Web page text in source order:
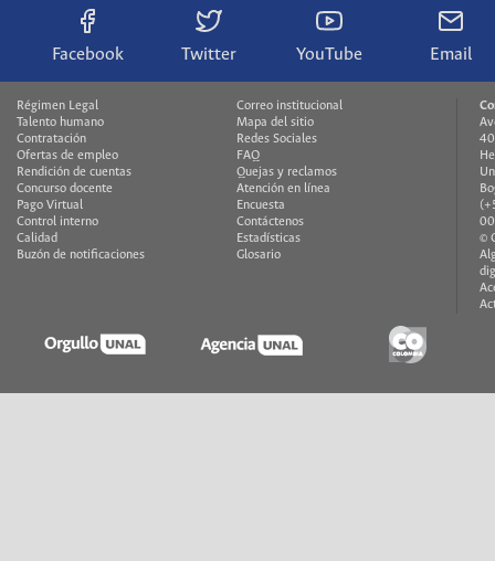
Facebook Twitter YouTube Email
Régimen Legal
Talento humano
Contratación
Ofertas de empleo
Rendición de cuentas
Concurso docente
Pago Virtual
Control interno
Calidad
Buzón de notificaciones
Correo institucional
Mapa del sitio
Redes Sociales
FAQ
Quejas y reclamos
Atención en línea
Encuesta
Contáctenos
Estadísticas
Glosario
©